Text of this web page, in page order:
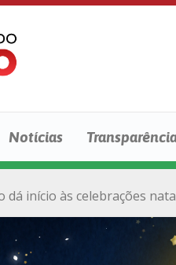
Notícias
dá início às celebrações